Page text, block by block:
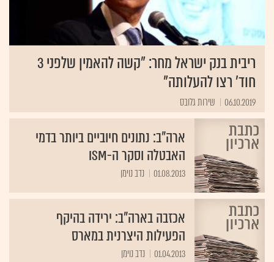
ריבית בנק ישראל מחר: "קשה להאמין שלפני 3
חוד' רצו להעלותה"
06.10.2019 שירות גלובס
ארה"ב: נתונים חיוביים ביותר בדמי
האבטלה וסקר ה-ISM
01.08.2013 נדב נוימן
אכזבה בארה"ב: ירידה בהיקף
הפעילות היצרנית במארס
01.04.2013 נדב נוימן